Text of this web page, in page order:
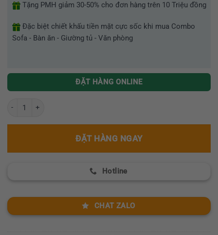
Tặng PMH giảm 30-50% cho đơn hàng trên 10 Triệu đồng
Đặc biệt chiết khấu tiền mặt cực sốc khi mua Combo
Sofa - Bàn ăn - Giường tủ - Văn phòng
ĐẶT HÀNG ONLINE
ĐẶT HÀNG NGAY
Hotline
CHAT ZALO